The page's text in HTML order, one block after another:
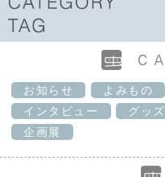
お知らせ よみもの
インタビュー
グッズ
企画展